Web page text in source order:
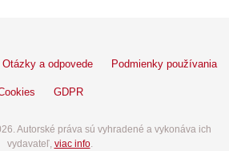
Otázky a odpovede Podmienky používania
GDPR
Autorské práva sú vyhradené a vykonáva ich
vydavateľ, viac info.